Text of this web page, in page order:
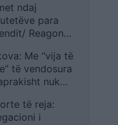
gjigant
ndaj
para
Reagon
mbi
dhe
dhe jo
Me “vija të
të vendosura
nuk
të reja:
i